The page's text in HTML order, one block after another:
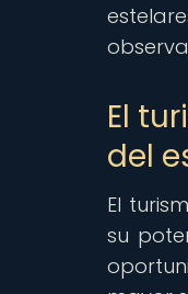
El
del
El
su